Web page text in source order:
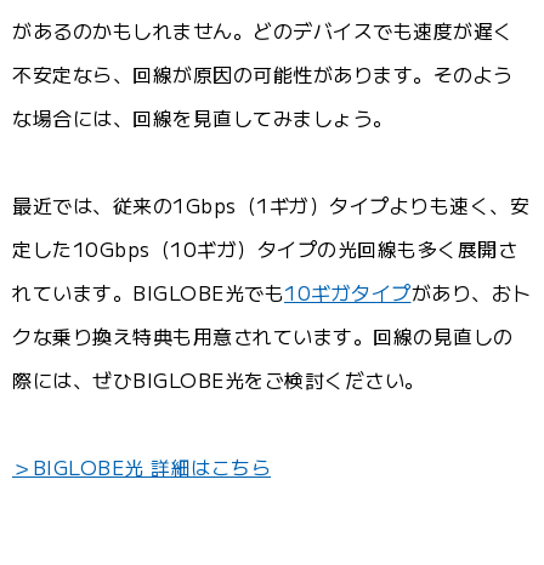
があるのかもしれません。どのデバイスでも速度が遅く
不安定なら、回線が原因の可能性があります。そのよう
な場合には、回線を見直してみましょう。
最近では、従来の1Gbps（1ギガ）タイプよりも速く、安
定した10Gbps（10ギガ）タイプの光回線も多く展開さ
れています。BIGLOBE光でも10ギガタイプがあり、おト
クな乗り換え特典も用意されています。回線の見直しの
際には、ぜひBIGLOBE光をご検討ください。
＞BIGLOBE光 詳細はこちら